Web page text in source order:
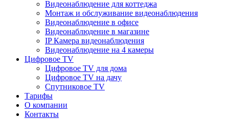
Видеонаблюдение для коттеджа
Монтаж и обслуживание видеонаблюдения
Видеонаблюдение в офисе
Видеонаблюдение в магазине
IP Камера видеонаблюдения
Видеонаблюдение на 4 камеры
Цифровое TV
Цифровое TV для дома
Цифровое TV на дачу
Спутниковое TV
Тарифы
О компании
Контакты